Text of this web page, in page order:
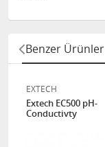
Benzer Ürünler
EXTECH
Extech EC500 pH-
Conductivty